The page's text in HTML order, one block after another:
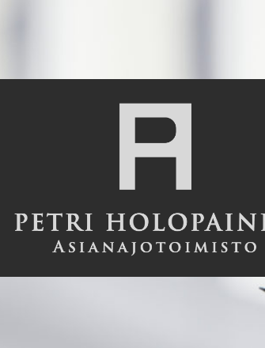
Asianajotoimisto